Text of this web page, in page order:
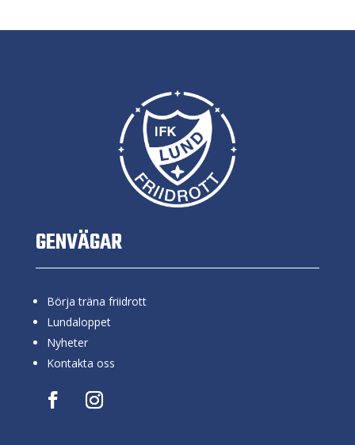
GENVÄGAR
Börja träna friidrott
Lundaloppet
Nyheter
Kontakta oss